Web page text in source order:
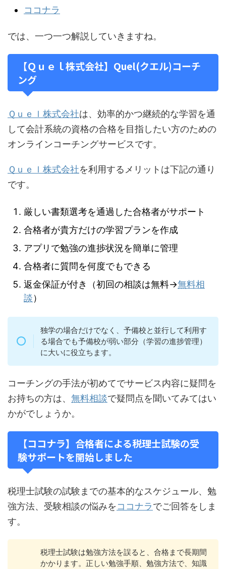
ココナラ
では、一つ一つ解説していきますね。
【Ｑｕｅｌ株式会社】Quel(クエル)コーチ
ング
Ｑｕｅｌ株式会社は、効率的かつ継続的な学習を通
して会計系統の資格の合格を目指したい方のための
オンラインコーチングサービスです。
Ｑｕｅｌ株式会社を利用するメリットは下記の通り
です。
厳しい書類選考を通過した合格者がサポート
合格者が貴方だけの学習プランを作成
アプリで勉強の進捗状況を簡単に管理
合格者に質問を何度でもできる
返金保証が付き（初回の相談は無料→無料相
談）
独学の場合だけでなく、予備校と並行して利用す
る場合でも予備校が弱い部分（学習の進捗管理）
に大いに役立ちます。
コーチングの手法が初めてでサービス内容に疑問を
お持ちの方は、 無料相談で疑問点を聞いてみてはい
かがでしょうか。
【ココナラ】合格者による税理士試験の受
験サポートを開始しました
税理士試験の試験までの基本的なスケジュール、勉
強方法、受験相談の悩みをココナラでご回答をしま
す。
税理士試験は勉強方法を誤ると、合格まで長期間
かかります。正しい勉強手順、勉強方法で、知識